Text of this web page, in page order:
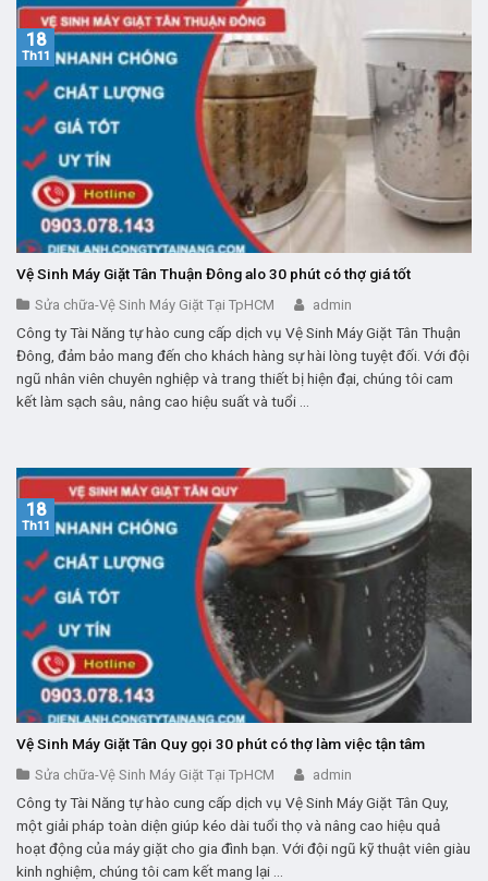
Vệ Sinh Máy Giặt Tân Thuận Đông alo 30 phút có thợ giá tốt
Sửa chữa-Vệ Sinh Máy Giặt Tại TpHCM admin
Công ty Tài Năng tự hào cung cấp dịch vụ Vệ Sinh Máy Giặt Tân Thuận
Đông, đảm bảo mang đến cho khách hàng sự hài lòng tuyệt đối. Với đội
ngũ nhân viên chuyên nghiệp và trang thiết bị hiện đại, chúng tôi cam
kết làm sạch sâu, nâng cao hiệu suất và tuổi ...
18
Th11
Vệ Sinh Máy Giặt Tân Quy gọi 30 phút có thợ làm việc tận tâm
Sửa chữa-Vệ Sinh Máy Giặt Tại TpHCM admin
Công ty Tài Năng tự hào cung cấp dịch vụ Vệ Sinh Máy Giặt Tân Quy,
một giải pháp toàn diện giúp kéo dài tuổi thọ và nâng cao hiệu quả
hoạt động của máy giặt cho gia đình bạn. Với đội ngũ kỹ thuật viên giàu
kinh nghiệm, chúng tôi cam kết mang lại ...
18
Th11